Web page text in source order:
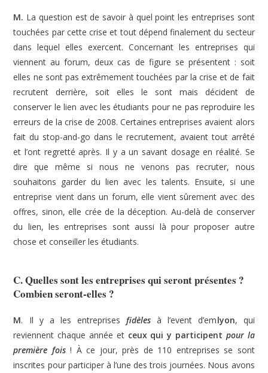
M. La question est de savoir à quel point les entreprises sont
touchées par cette crise et tout dépend finalement du secteur
dans lequel elles exercent. Concernant les entreprises qui
viennent au forum, deux cas de figure se présentent : soit
elles ne sont pas extrêmement touchées par la crise et de fait
recrutent derrière, soit elles le sont mais décident de
conserver le lien avec les étudiants pour ne pas reproduire les
erreurs de la crise de 2008. Certaines entreprises avaient alors
fait du stop-and-go dans le recrutement, avaient tout arrêté
et l’ont regretté après. Il y a un savant dosage en réalité. Se
dire que même si nous ne venons pas recruter, nous
souhaitons garder du lien avec les talents. Ensuite, si une
entreprise vient dans un forum, elle vient sûrement avec des
offres, sinon, elle crée de la déception. Au-delà de conserver
du lien, les entreprises sont aussi là pour proposer autre
chose et conseiller les étudiants.
C. Quelles sont les entreprises qui seront présentes ?
Combien seront-elles ?
M. Il y a les entreprises fidèlesà l’event d’emlyon, qui
reviennent chaque année et ceux qui y participent pour la
première fois! À ce jour, près de 110 entreprises se sont
inscrites pour participer à l’une des trois journées. Nous avons